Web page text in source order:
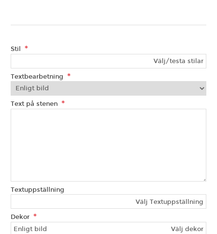
Stil *
Välj/testa stilar
Textbearbetning *
Text på stenen *
Textuppställning
Välj Textuppställning
Dekor *
Välj dekor